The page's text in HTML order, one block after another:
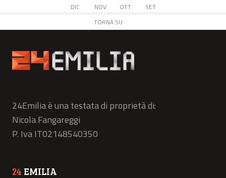
DIC NOV OTT
SET
TORNA SU
24Emilia è una testata di proprietà di:
Nicola Fangareggi
P. Iva IT02148540350
24 EMILIA